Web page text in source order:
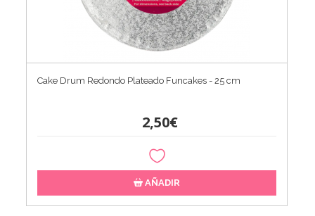
Cake Drum Redondo Plateado Funcakes - 25 cm
2,50€
AÑADIR